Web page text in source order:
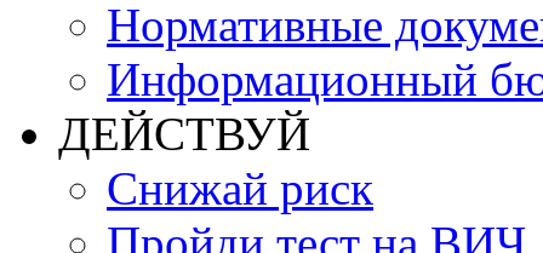
Нормативные
Информационный
ДЕЙСТВУЙ
Снижай риск
Пройди тест на ВИЧ